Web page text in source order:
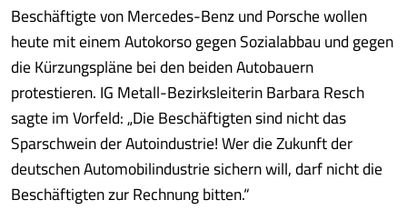
Beschäftigte von Mercedes-Benz und Porsche wollen
heute mit einem Autokorso gegen Sozialabbau und gegen
die Kürzungspläne bei den beiden Autobauern
protestieren. IG Metall-Bezirksleiterin Barbara Resch
sagte im Vorfeld: „Die Beschäftigten sind nicht das
Sparschwein der Autoindustrie! Wer die Zukunft der
deutschen Automobilindustrie sichern will, darf nicht die
Beschäftigten zur Rechnung bitten.“